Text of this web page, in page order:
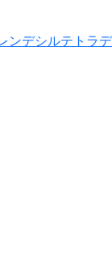
ンデシルテトラデ